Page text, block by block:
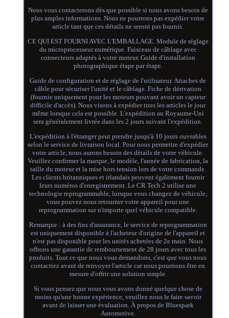
Nous vous contacterons dès que possible si nous avons besoin de
plus amples informations. Nous ne pourrons pas expédier votre
article tant que ces détails ne seront pas fournis.
CE QUI EST FOURNI AVEC L'EMBALLAGE. Module de réglage
du microprocesseur numérique. Faisceau de câblage avec
connecteurs adaptés à votre moteur. Guide d'installation
photographique étape par étape.
Guide de configuration et de réglage de l'utilisateur. Attaches de
câble pour sécuriser l'unité et le câblage. Fiche de dérivation
(fournie uniquement pour les moteurs pouvant avoir un capteur
difficile d'accès). Nous visons à expédier tous les articles le jour
même lorsque cela est possible. L'expédition au Royaume-Uni
sera généralement livrée dans les 2 jours suivant l'expédition.
L'expédition à l'étranger peut prendre jusqu'à 10 jours ouvrables
selon le service de livraison local. Pour nous permettre d'expédier
votre article, nous aurons besoin des détails de votre véhicule.
Veuillez confirmer la marque, le modèle, l'année de fabrication, la
taille du moteur et la mise hors tension lors de votre commande.
Les clients britanniques et irlandais peuvent également fournir
leurs numéros d'enregistrement. Le CR Tech 2 utilise une
technologie reprogrammable, lorsque vous changez de véhicule,
vous pouvez nous retourner votre appareil pour une
reprogrammation sur n'importe quel véhicule compatible.
Remarque : à des fins d'assurance, le service de reprogrammation
est uniquement disponible à l'acheteur d'origine de l'appareil et
n'est pas disponible pour les unités achetées de 2e main. Nous
offrons une garantie de remboursement de 28 jours avec tous les
produits. Tout ce que nous vous demandons, c'est que vous nous
contactiez avant de renvoyer l'article car nous pourrions être en
mesure d'offrir une solution simple.
Si vous pensez que nous vous avons donné quelque chose de
moins qu'une bonne expérience, veuillez nous le faire savoir
avant de laisser une évaluation. À propos de Bluespark
Automotive.